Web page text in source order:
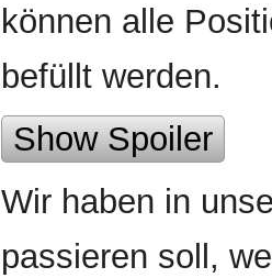
können alle
befüllt werden.
Show Spoiler
Wir haben in
passieren soll,